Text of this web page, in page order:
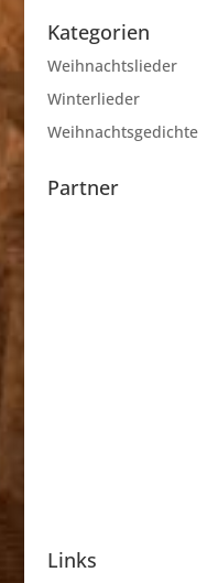
Kategorien
Weihnachtslieder
Winterlieder
Weihnachtsgedichte
Partner
Links